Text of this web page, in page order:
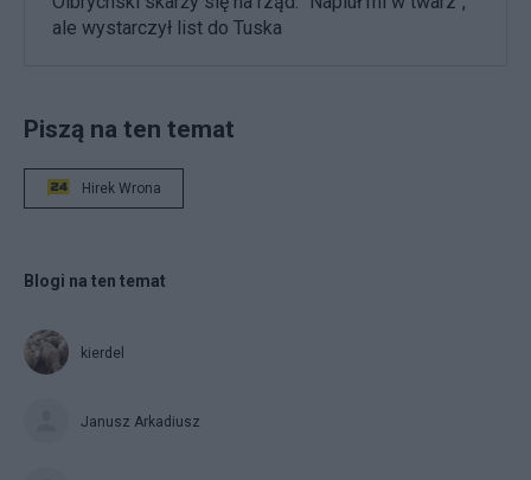
ale wystarczył list do Tuska
Piszą na ten temat
Hirek Wrona
Blogi na ten temat
kierdel
Janusz Arkadiusz